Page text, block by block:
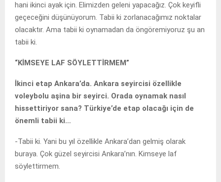
hani ikinci ayak için. Elimizden geleni yapacağız. Çok keyifli
geçeceğini düşünüyorum. Tabii ki zorlanacağımız noktalar
olacaktır. Ama tabii ki oynamadan da öngöremiyoruz şu an
tabii ki.
“KİMSEYE LAF SÖYLETTİRMEM”
İkinci etap Ankara’da. Ankara seyircisi özellikle
voleybolu aşina bir seyirci. Orada oynamak nasıl
hissettiriyor sana? Türkiye’de etap olacağı için de
önemli tabii ki…
-Tabii ki. Yani bu yıl özellikle Ankara’dan gelmiş olarak
buraya. Çok güzel seyircisi Ankara’nın. Kimseye laf
söylettirmem.